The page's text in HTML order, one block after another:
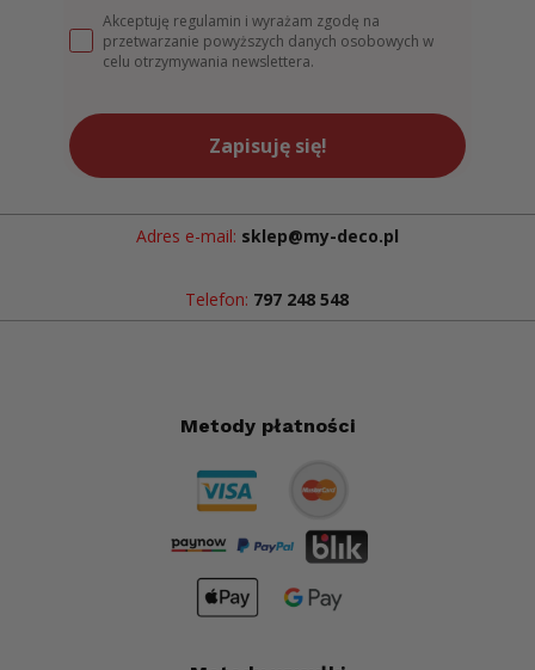
Akceptuję regulamin i wyrażam zgodę na
przetwarzanie powyższych danych osobowych w
celu otrzymywania newslettera.
Zapisuję się!
Adres e-mail: sklep@my-deco.pl
Telefon: 797 248 548
Metody płatności